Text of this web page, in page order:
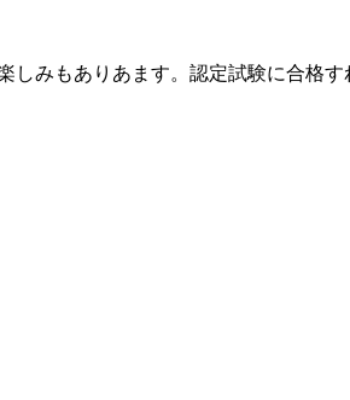
みもありあます。認定試験に合格